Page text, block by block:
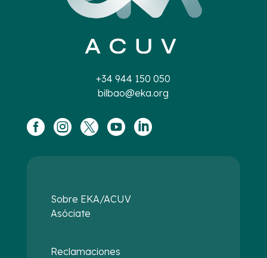
+34 944 150 050
bilbao@eka.org
    
Sobre EKA/ACUV
Asóciate
Reclamaciones